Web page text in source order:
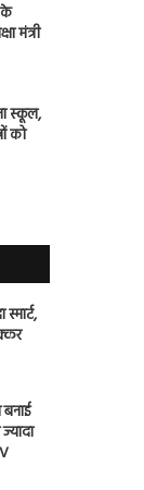
के
मंत्री
स्कूल,
को